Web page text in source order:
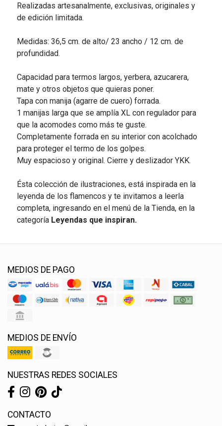
Realizadas artesanalmente, exclusivas, originales y
de edición limitada.
Medidas: 36,5 cm. de alto/ 23 ancho / 12 cm. de
profundidad.
Capacidad para termos largos, yerbera, azucarera,
mate y otros objetos que quieras poner.
Tapa con manija (agarre de cuero) forrada.
1 manijas larga que se amplía XL con regulador para
que la acomodes como más te guste.
Completamente forrada en su interior con acolchado
para proteger el termo de los golpes.
Muy espacioso y original. Cierre y deslizador YKK.
Ésta colección de ilustraciones, está inspirada en la
leyenda de los flamencos y te invitamos a leerla
completa, ingresando en el menú de la Tienda, en la
categoría Leyendas que inspiran.
MEDIOS DE PAGO
MEDIOS DE ENVÍO
NUESTRAS REDES SOCIALES
CONTACTO